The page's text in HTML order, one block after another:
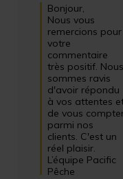
Bonjour,
Nous vous
remercions pour
votre
commentaire
très positif.
sommes ravis
d'avoir répondu
à vos attentes
de vous
parmi nos
clients. C'est un
réel plaisir.
L’équipe Pacific
Pêche